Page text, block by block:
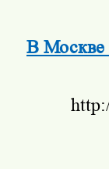
В Москве